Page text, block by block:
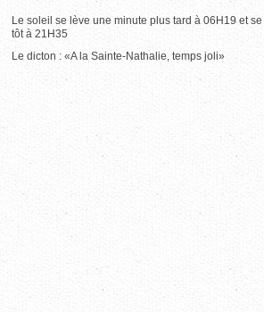
Le soleil se lève une minute plus tard à 06H19 et
tôt à 21H35
Le dicton : «A la Sainte-Nathalie, temps joli»